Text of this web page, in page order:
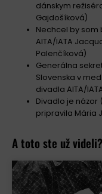
dánskym
Gajdošíková)
Nechcel by som
AITA/IATA
Palenčíková)
Generálna
Slovenska v
divadla AITA/
Divadlo je názor
pripravila Mária
A toto ste už videli?